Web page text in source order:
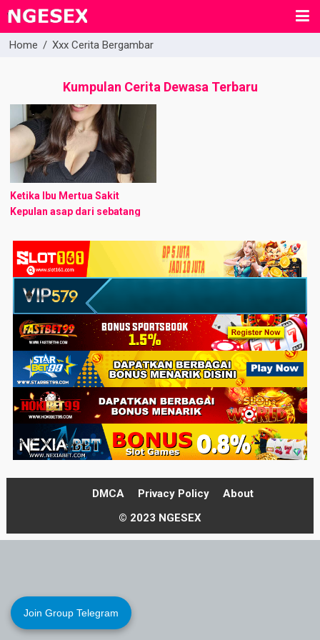
Home / Xxx Cerita Bergambar
Kumpulan Cerita Dewasa Terbaru
Ketika Ibu Mertua Sakit
Kepulan asap dari sebatang
lamunanku siang itu. Deru
kendaraan lalu lalang di antara
alunan lagu dangdut dari ...
DMCA Privacy Policy
About
© 2023 NGESEX
Join Group Telegram